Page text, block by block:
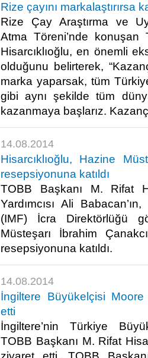
Rize çayını markalaştırırsa
Rize Çay Araştırma ve
Atma Töreni’nde konuşan
Hisarcıklıoğlu, en önemli
olduğunu belirterek,
marka yaparsak, tüm
gibi aynı şekilde tüm
kazanmaya başlarız.
14.08.2014
Hisarcıklıoğlu, Hazine
resepsiyonuna katıldı
TOBB Başkanı M. Rifat
Yardımcısı Ali
(IMF) İcra Direktörlüğü
Müsteşarı İbrahim
resepsiyonuna katıldı.​
14.08.2014
İngiltere Büyükelçisi Moore
etti
İngiltere’nin Türkiye
TOBB Başkanı M. Rifat